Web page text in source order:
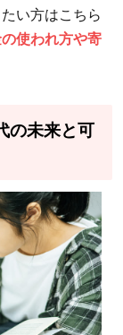
い方はこちら
使われ方や寄
の未来と可